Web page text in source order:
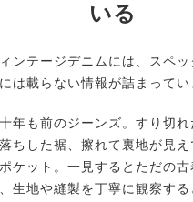
いる
ンテージデニムには、スペッ
には載らない情報が詰まってい
年も前のジーンズ。すり切れ
ちした裾、擦れて裏地が見え
ケット。一見するとただの古
生地や縫製を丁寧に観察する